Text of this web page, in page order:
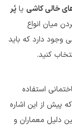
خالی کاشی یا پُر
میان انواع
دارد که باید
کنید.
استفاده
پیش از این اشاره
دلیل معماران و